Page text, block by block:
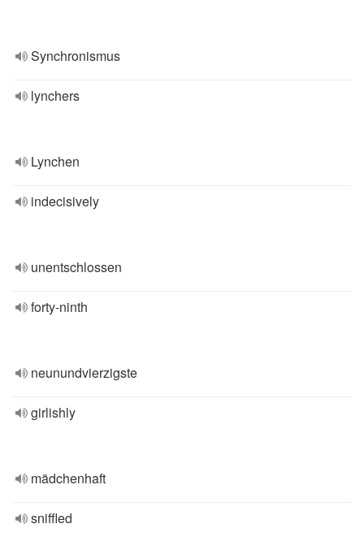
Synchronismus
lynchers
Lynchen
indecisively
unentschlossen
forty-ninth
neunundvierzigste
girlishly
mädchenhaft
sniffled